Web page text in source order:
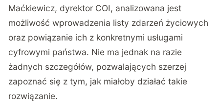
Maćkiewicz, dyrektor COI, analizowana jest
możliwość wprowadzenia listy zdarzeń życiowych
oraz powiązanie ich z konkretnymi usługami
cyfrowymi państwa. Nie ma jednak na razie
żadnych szczegółów, pozwalających szerzej
zapoznać się z tym, jak miałoby działać takie
rozwiązanie.